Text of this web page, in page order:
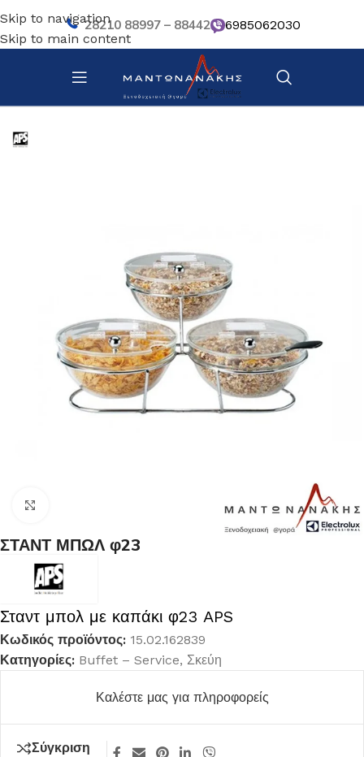
Skip to navigation
Skip to main content
28210 88997 – 88442 6985062030
Αρχική σελίδα/
ΣΤΑΝΤ ΜΠΩΛ φ23
Σταντ μπολ με καπάκι φ23 APS
Κωδικός προϊόντος: 15.02.162839
Κατηγορίες: Buffet – Service, Σκεύη
Καλέστε μας για πληροφορείς
Σύγκριση